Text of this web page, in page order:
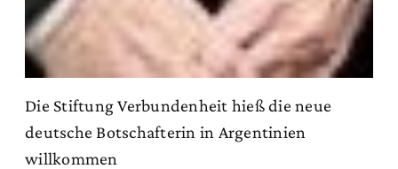
Die Stiftung Verbundenheit hieß die neue
deutsche Botschafterin in Argentinien
willkommen